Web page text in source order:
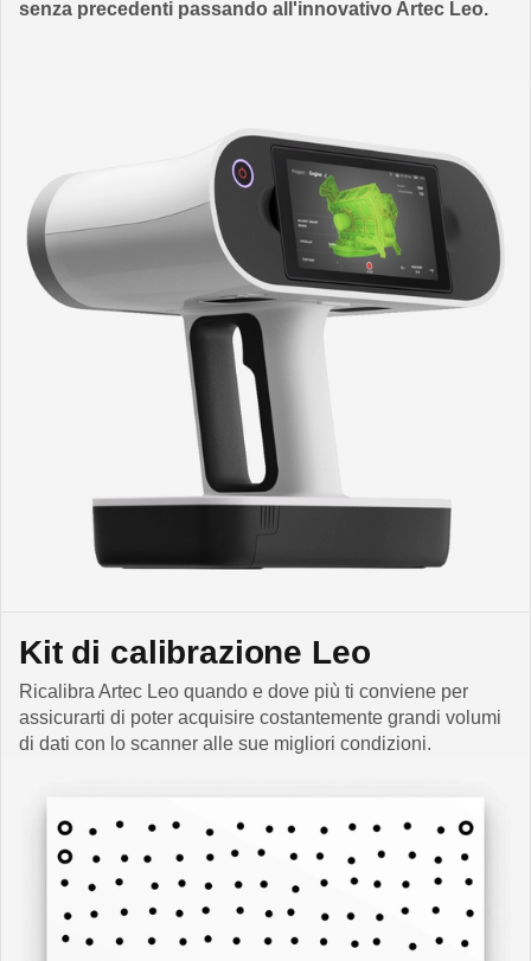
senza precedenti passando all'innovativo Artec Leo.
Kit di calibrazione Leo
Ricalibra Artec Leo quando e dove più ti conviene per
assicurarti di poter acquisire costantemente grandi volumi
di dati con lo scanner alle sue migliori condizioni.